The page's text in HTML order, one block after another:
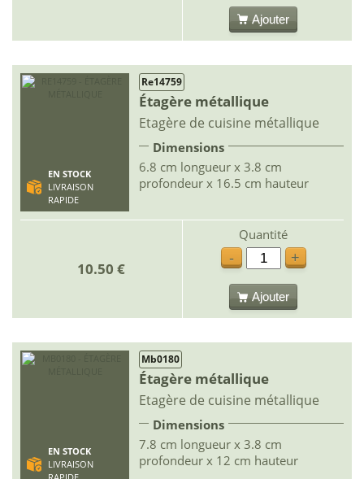
Ajouter
EN STOCK
LIVRAISON
RAPIDE
Re14759
Étagère métallique
Etagère de cuisine métallique
Dimensions
6.8 cm longueur x 3.8 cm
profondeur x 16.5 cm hauteur
10.50 €
Quantité
-
+
Ajouter
EN STOCK
LIVRAISON
Mb0180
Étagère métallique
Etagère de cuisine métallique
Dimensions
7.8 cm longueur x 3.8 cm
profondeur x 12 cm hauteur